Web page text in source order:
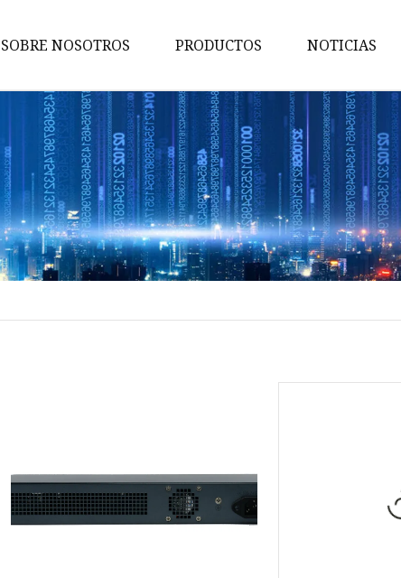
SOBRE NOSOTROS PRODUCTOS
Conmutador de red
Energía de la red
Adaptador de red
Consumidor de electronicos
Conmutador POE
Adaptador TIPO
Verdadero estéreo inalámbrico
NOTICIAS